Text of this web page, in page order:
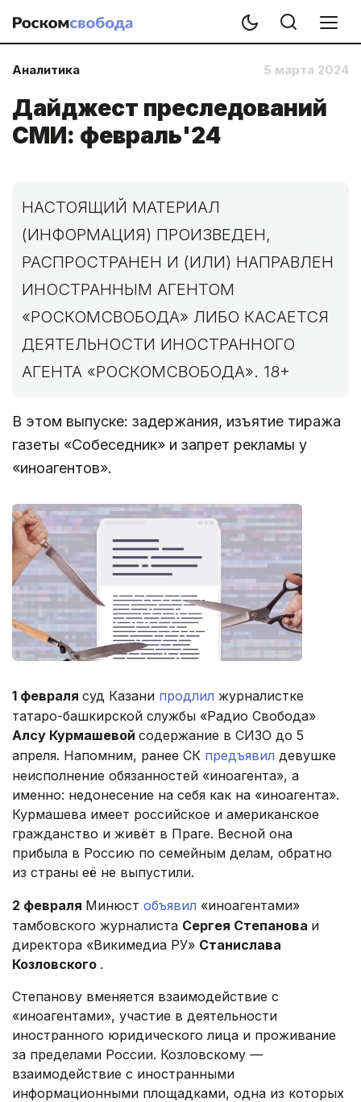
Аналитика 5 марта 2024
Дайджест преследований
СМИ: февраль'24
НАСТОЯЩИЙ МАТЕРИАЛ
(ИНФОРМАЦИЯ) ПРОИЗВЕДЕН,
РАСПРОСТРАНЕН И (ИЛИ) НАПРАВЛЕН
ИНОСТРАННЫМ АГЕНТОМ
«РОСКОМСВОБОДА» ЛИБО КАСАЕТСЯ
ДЕЯТЕЛЬНОСТИ ИНОСТРАННОГО
АГЕНТА «РОСКОМСВОБОДА». 18+
В этом выпуске: задержания, изъятие тиража
газеты «Собеседник» и запрет рекламы у
«иноагентов».
1 февраля суд Казани продлил журналистке
татаро-башкирской службы «Радио Свобода»
Алсу Курмашевой содержание в СИЗО до 5
апреля. Напомним, ранее СК предъявил девушке
неисполнение обязанностей «иноагента», а
именно: недонесение на себя как на «иноагента».
Курмашева имеет российское и американское
гражданство и живёт в Праге. Весной она
прибыла в Россию по семейным делам, обратно
из страны её не выпустили.
2 февраля Минюст объявил «иноагентами»
тамбовского журналиста Сергея Степанова и
директора «Викимедиа РУ» Станислава
Козловского .
Степанову вменяется взаимодействие с
«иноагентами», участие в деятельности
иностранного юридического лица и проживание
за пределами России. Козловскому —
взаимодействие с иностранными
информационными площадками, одна из которых